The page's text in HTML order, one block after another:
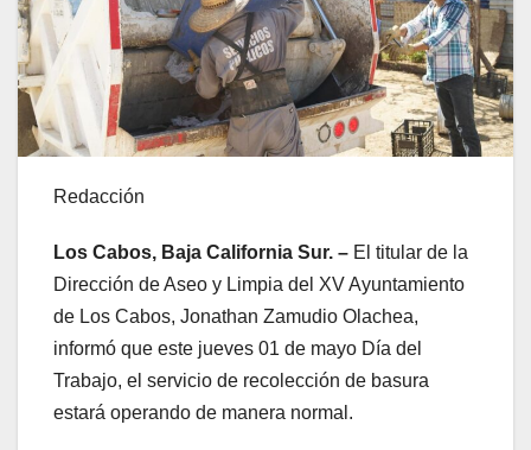
Redacción
Los Cabos, Baja California Sur. – El titular de la
Dirección de Aseo y Limpia del XV Ayuntamiento
de Los Cabos, Jonathan Zamudio Olachea,
informó que este jueves 01 de mayo Día del
Trabajo, el servicio de recolección de basura
estará operando de manera normal.